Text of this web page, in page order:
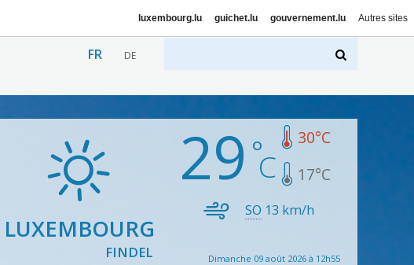
luxembourg.lu guichet.lu gouvernement.lu Autres sites
FR DE
LUXEMBOURG
FINDEL
29 30°C
17°C
SO 13 km/h
Dimanche 09 août 2026 à 12h55